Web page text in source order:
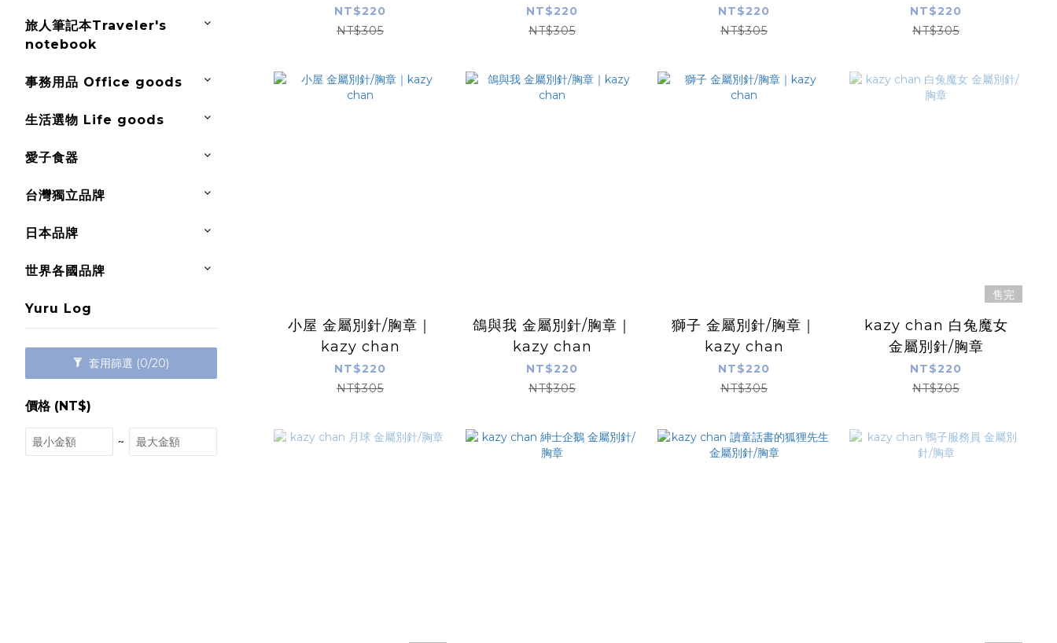
旅人筆記本Traveler's
notebook
事務用品 Office goods
生活選物 Life goods
愛子食器
台灣獨立品牌
日本品牌
世界各國品牌
Yuru Log
套用篩選 (0/20)
價格 (NT$)
~
NT$220
NT$305
NT$220
NT$305
NT$220
NT$305
NT$220
NT$305
小屋 金屬別針/胸章｜
kazy chan
NT$220
NT$305
鴿與我 金屬別針/胸章｜
kazy chan
NT$220
NT$305
獅子 金屬別針/胸章｜
kazy chan
NT$220
NT$305
售完
kazy chan 白兔魔女
金屬別針/胸章
NT$220
NT$305